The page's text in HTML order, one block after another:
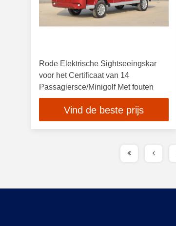
Rode Elektrische Sightseeingskar
voor het Certificaat van 14
Passagiersce/Minigolf Met fouten
Vind de beste prijs